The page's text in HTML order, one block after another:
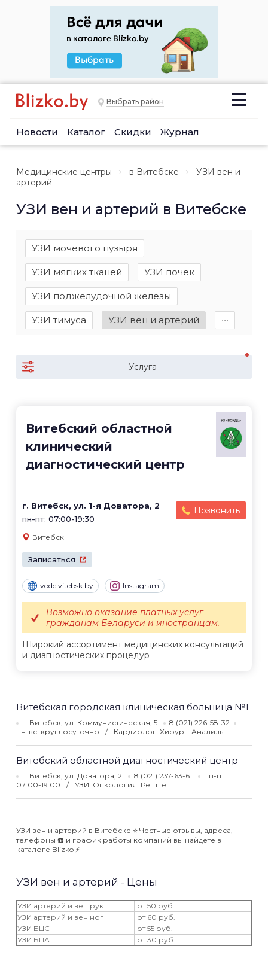
Выбрать район
Новости Каталог Скидки Журнал
Медицинские центры в Витебске
УЗИ вен и
артерий
УЗИ вен и артерий в Витебске
УЗИ мочевого пузыря
УЗИ мягких тканей УЗИ почек
УЗИ поджелудочной железы
УЗИ тимуса УЗИ вен и артерий ∙∙∙
Услуга
Витебский областной
клинический
диагностический центр
г. Витебск, ул. 1-я Доватора, 2
пн-пт: 07:00-19:30
Позвонить
Витебск
Записаться
vodc.vitebsk.by Instagram
Широкий ассортимент медицинских консультаций
и диагностических процедур
Возможно оказание платных услуг
гражданам Беларуси и иностранцам.
Витебская городская клиническая больница №1
г. Витебск, ул. Коммунистическая, 5
8 (021) 226-58-32
пн-вс: круглосуточно
Кардиолог. Хирург. Анализы
Витебский областной диагностический центр
г. Витебск, ул. Доватора, 2 8 (021) 237-63-61
пн-пт:
07:00-19:00
УЗИ. Онкология. Рентген
УЗИ вен и артерий в Витебске ⭐️ Честные отзывы, адреса,
телефоны ☎️ и график работы компаний вы найдёте в
каталоге Blizko ⚡️
УЗИ вен и артерий - Цены
УЗИ артерий и вен рук
от 50 руб.
УЗИ артерий и вен ног
от 60 руб.
УЗИ БЦС
от 55 руб.
УЗИ БЦА
от 30 руб.